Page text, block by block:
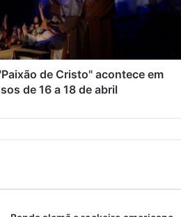
de Cristo" acontece em
de 16 a 18 de abril